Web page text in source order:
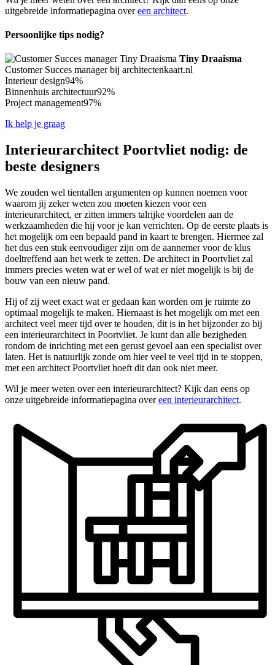
uitgebreide informatiepagina overeen architect.
Persoonlijke tips nodig?
Tiny Draaisma
Customer Succes manager bij architectenkaart.nl
Interieur design94%
Binnenhuis architectuur92%
Project management97%
Ik help je graag
Interieurarchitect Poortvliet nodig: de
beste designers
We zouden wel tientallen argumenten op kunnen noemen voor
waarom jij zeker weten zou moeten kiezen voor een
interieurarchitect, er zitten immers talrijke voordelen aan de
werkzaamheden die hij voor je kan verrichten. Op de eerste plaats is
het mogelijk om een bepaald pand in kaart te brengen. Hiermee zal
het dus een stuk eenvoudiger zijn om de aannemer voor de klus
doeltreffend aan het werk te zetten. De architect in Poortvliet zal
immers precies weten wat er wel of wat er niet mogelijk is bij de
bouw van een nieuw pand.
Hij of zij weet exact wat er gedaan kan worden om je ruimte zo
optimaal mogelijk te maken. Hiernaast is het mogelijk om met een
architect veel meer tijd over te houden, dit is in het bijzonder zo bij
een interieurarchitect in Poortvliet. Je kunt dan alle bezigheden
rondom de inrichting met een gerust gevoel aan een specialist over
laten. Het is natuurlijk zonde om hier veel te veel tijd in te stoppen,
met een architect Poortvliet hoeft dit dan ook niet meer.
Wil je meer weten over een interieurarchitect? Kijk dan eens op
onze uitgebreide informatiepagina overeen interieurarchitect.